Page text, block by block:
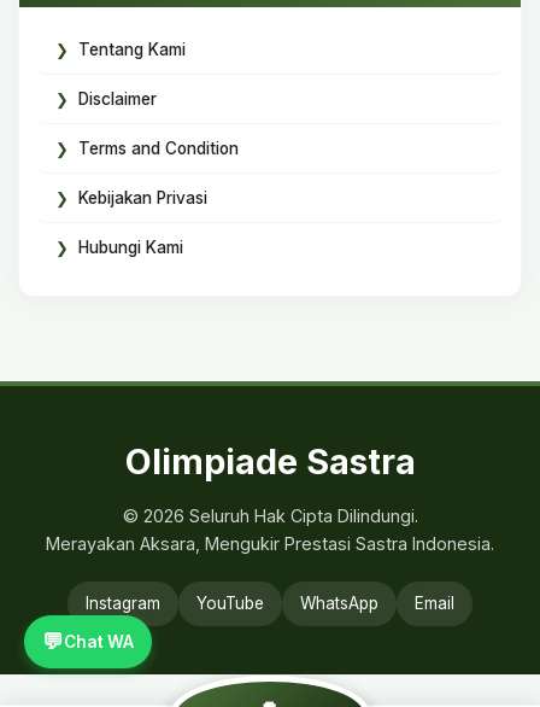
Tentang Kami
Disclaimer
Terms and Condition
Kebijakan Privasi
Hubungi Kami
Olimpiade Sastra
© 2026 Seluruh Hak Cipta Dilindungi.
Merayakan Aksara, Mengukir Prestasi Sastra Indonesia.
Instagram YouTube WhatsApp Email
💬Chat WA